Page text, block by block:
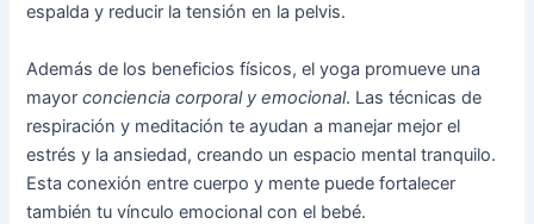
espalda y reducir la tensión en la pelvis.
Además de los beneficios físicos, el yoga promueve una
mayorconciencia corporal y emocional. Las técnicas de
respiración y meditación te ayudan a manejar mejor el
estrés y la ansiedad, creando un espacio mental tranquilo.
Esta conexión entre cuerpo y mente puede fortalecer
también tu vínculo emocional con el bebé.